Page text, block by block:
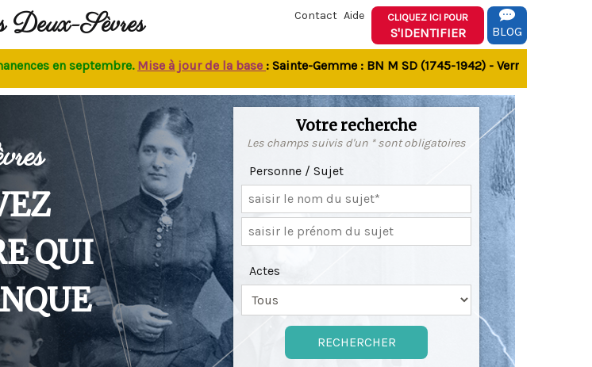
Deux-Sèvres Contact Aide CLIQUEZ ICI POUR
S'IDENTIFIER BLOG
en septembre.Mise à jour de la base: Sainte-Gemme : BN M SD (1745-1942) - Verrines-sous-
QUI
Votre recherche
Les champs suivis d'un * sont obligatoires
Personne / Sujet
Actes